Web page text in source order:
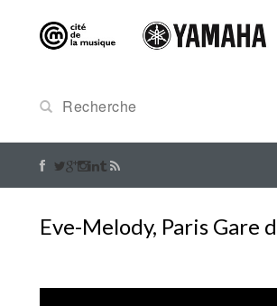
Eve-Melody, Paris Gare